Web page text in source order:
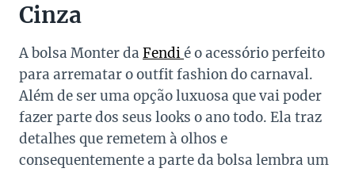
Cinza
A bolsa Monter da Fendié o acessório perfeito
para arrematar o outfit fashion do carnaval.
Além de ser uma opção luxuosa que vai poder
fazer parte dos seus looks o ano todo. Ela traz
detalhes que remetem à olhos e
consequentemente a parte da bolsa lembra um